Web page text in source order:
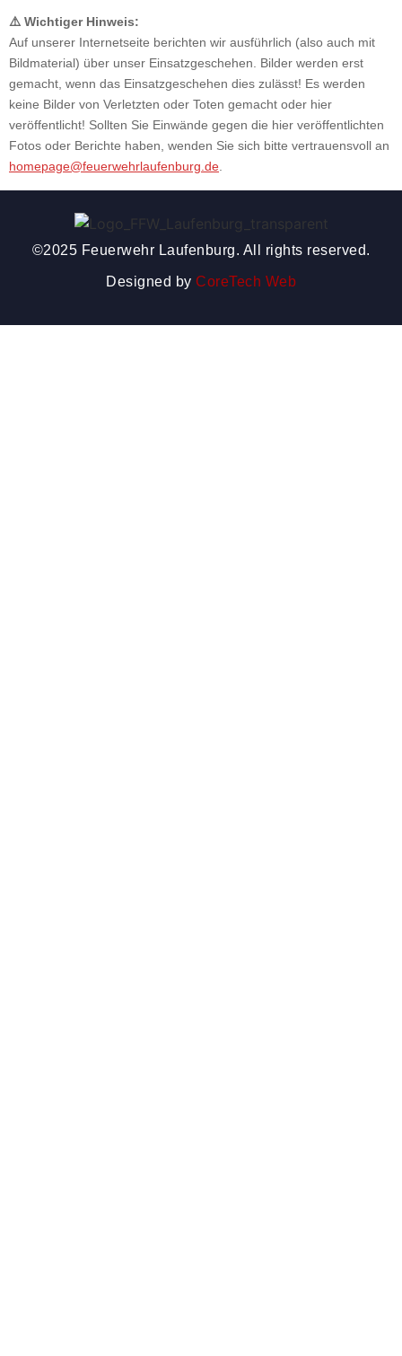
⚠️ Wichtiger Hinweis:
Auf unserer Internetseite berichten wir ausführlich (also auch mit
Bildmaterial) über unser Einsatzgeschehen. Bilder werden erst
gemacht, wenn das Einsatzgeschehen dies zulässt! Es werden
keine Bilder von Verletzten oder Toten gemacht oder hier
veröffentlicht! Sollten Sie Einwände gegen die hier veröffentlichten
Fotos oder Berichte haben, wenden Sie sich bitte vertrauensvoll an
homepage@feuerwehrlaufenburg.de.
©2025 Feuerwehr Laufenburg. All rights reserved.
Designed by CoreTech Web